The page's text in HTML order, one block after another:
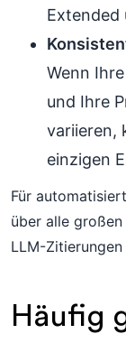
Extended
Wenn
und Ihre
variieren,
einzigen
Für
über alle
LLM-
Häufig